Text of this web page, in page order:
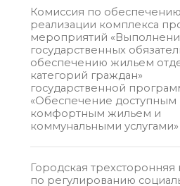
Комиссия по обеспечению
реализации комплекса
мероприятий
государственных
обеспечению жильем
категорий граждан»
государственной
«Обеспечение доступным
комфортным жильем и
коммунальными услугами»
Городская трехсторонняя
по регулированию